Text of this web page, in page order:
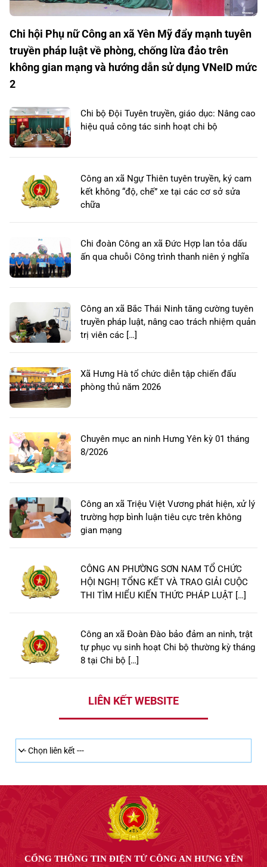
Chi hội Phụ nữ Công an xã Yên Mỹ đẩy mạnh tuyên
truyền pháp luật về phòng, chống lừa đảo trên
không gian mạng và hướng dẫn sử dụng VNeID mức
2
Chi bộ Đội Tuyên truyền, giáo dục: Nâng cao
hiệu quả công tác sinh hoạt chi bộ
Công an xã Ngự Thiên tuyên truyền, ký cam
kết không “độ, chế” xe tại các cơ sở sửa
chữa
Chi đoàn Công an xã Đức Hợp lan tỏa dấu
ấn qua chuỗi Công trình thanh niên ý nghĩa
Công an xã Bắc Thái Ninh tăng cường tuyên
truyền pháp luật, nâng cao trách nhiệm quản
trị viên các […]
Xã Hưng Hà tổ chức diễn tập chiến đấu
phòng thủ năm 2026
Chuyên mục an ninh Hưng Yên kỳ 01 tháng
8/2026
Công an xã Triệu Việt Vương phát hiện, xử lý
trường hợp bình luận tiêu cực trên không
gian mạng
CÔNG AN PHƯỜNG SƠN NAM TỔ CHỨC
HỘI NGHỊ TỔNG KẾT VÀ TRAO GIẢI CUỘC
THI TÌM HIỂU KIẾN THỨC PHÁP LUẬT […]
Công an xã Đoàn Đào bảo đảm an ninh, trật
tự phục vụ sinh hoạt Chi bộ thường kỳ tháng
8 tại Chi bộ […]
LIÊN KẾT WEBSITE
CỔNG THÔNG TIN ĐIỆN TỬ CÔNG AN HƯNG YÊN